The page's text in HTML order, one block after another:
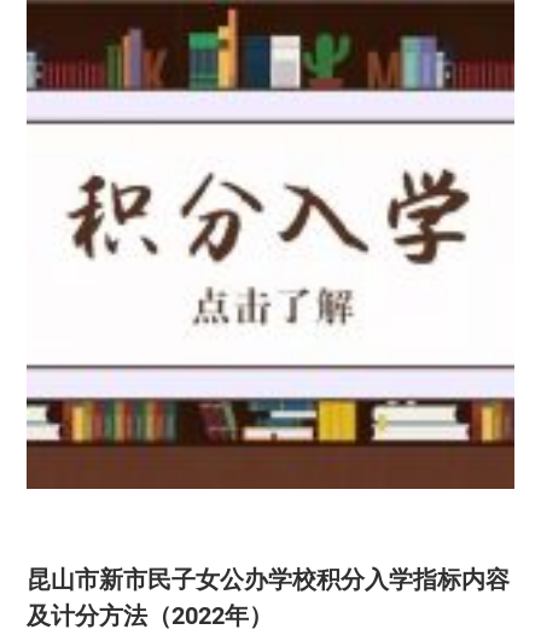
昆山市新市民子女公办学校积分入学指标内容
及计分方法（2022年）